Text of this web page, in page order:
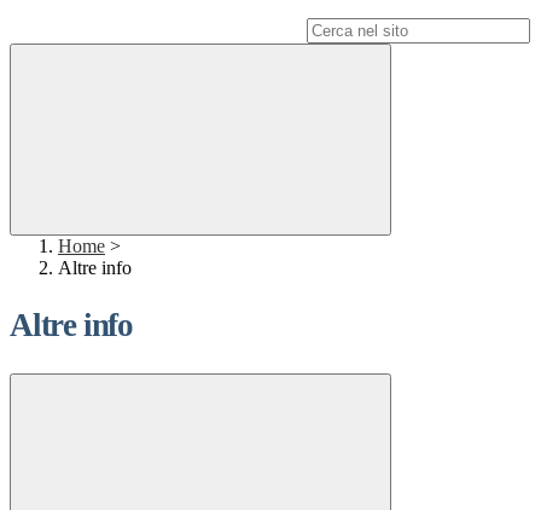
Home >
Altre info
Altre info